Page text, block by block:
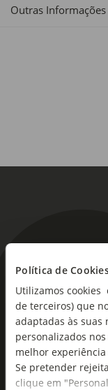
Política de
Utilizamos cookies
de terceiros) que
adaptadas às suas
personalizados
melhor
Se pretender
clique em
Outras Informações
As
seu e-mail!
Subscreva e
ofertas e
Insira o seu e-
mail